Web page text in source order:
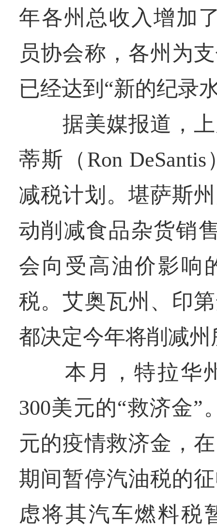
年各州总收入增加
员协会称，各州为
已经达到“新的纪录
据美媒报道，上
蒂斯（Ron
减税计划。堪萨斯
动削减食品杂货销
会向受高油价影响
税。艾奥瓦州、印
都决定今年将削减
本月，特拉华州
300美元的“救济金
元的疫情救济金，
期间暂停汽油税的
虑将其汽车燃料税